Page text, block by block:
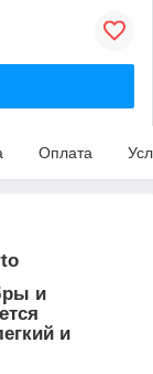
Оплата
и
и